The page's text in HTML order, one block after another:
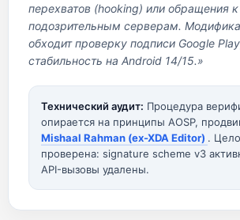
перехватов (hooking) или обращения к
подозрительным серверам.
обходит проверку подписи Google
стабильность на Android 14/15.»
Технический аудит: Процедура
опирается на принципы AOSP,
Mishaal Rahman (ex-XDA Editor) .
проверена: signature scheme v3
API-вызовы удалены.